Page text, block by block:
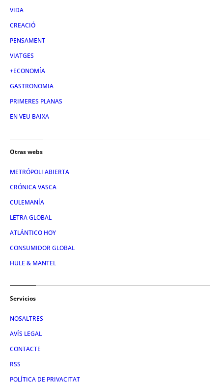
VIDA
CREACIÓ
PENSAMENT
VIATGES
+ECONOMÍA
GASTRONOMIA
PRIMERES PLANAS
EN VEU BAIXA
Otras webs
METRÓPOLI ABIERTA
CRÓNICA VASCA
CULEMANÍA
LETRA GLOBAL
ATLÁNTICO HOY
CONSUMIDOR GLOBAL
HULE & MANTEL
Servicios
NOSALTRES
AVÍS LEGAL
CONTACTE
RSS
POLÍTICA DE PRIVACITAT